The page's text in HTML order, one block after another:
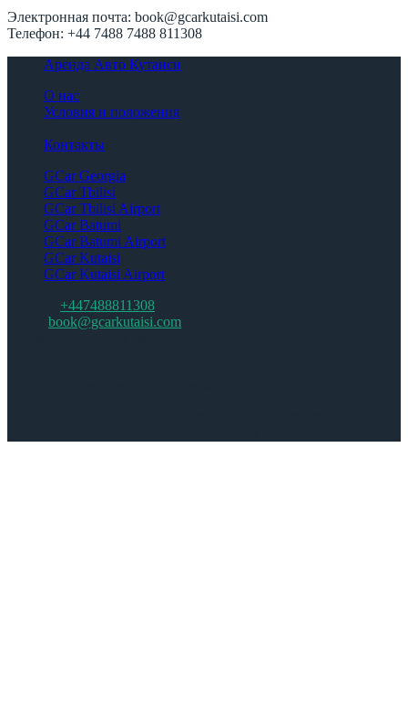
Электронная почта: book@gcarkutaisi.com
Телефон: +44 7488 7488 811308
Аренда Авто Кутаиси
О нас
Условия и положения
Контакты
GCar Georgia
GCar Tbilisi
GCar Tbilisi Airport
GCar Batumi
GCar Batumi Airport
GCar Kutaisi
GCar Kutaisi Airport
+447488811308
book@gcarkutaisi.com